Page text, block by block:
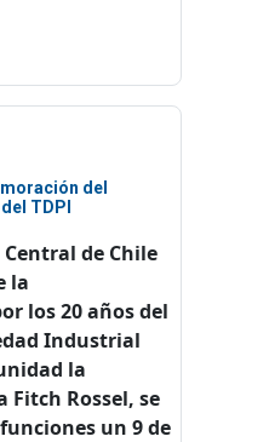
del
TDPI
de Chile
la
los 20 años del
Industrial
la
Fitch Rossel, se
un 9 de